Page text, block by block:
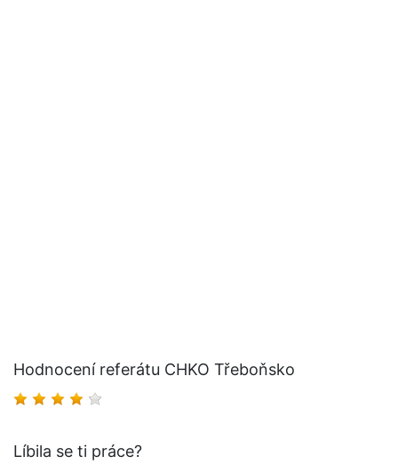
Hodnocení referátu CHKO Třeboňsko
Líbila se ti práce?